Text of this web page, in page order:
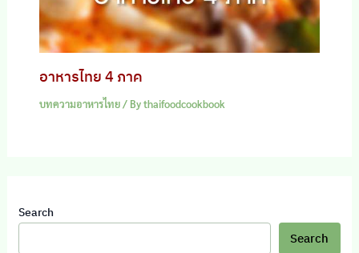
อาหารไทย 4 ภาค
บทความอาหารไทย/ Bythaifoodcookbook
Search
Search